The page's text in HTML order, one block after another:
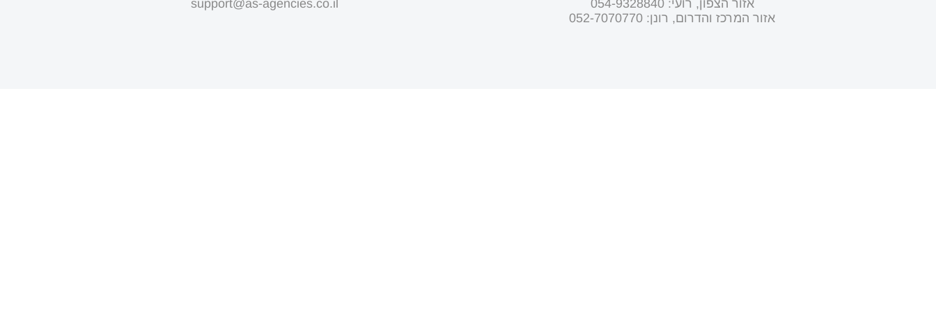
אזור הצפון, רועי: ‭054-9328840‬
אזור המרכז והדרום, רונן: ‭052-7070770
support@as-agencies.co.il